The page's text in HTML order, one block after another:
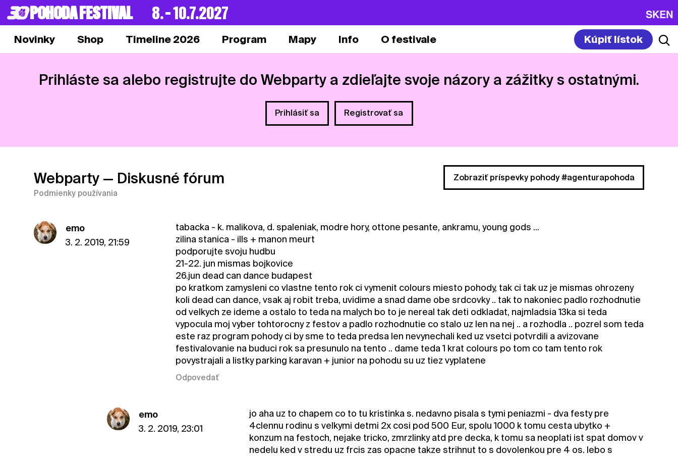
POHODA FESTIVAL 8. – 10.7.2027 SKEN
Novinky Shop Timeline 2026 Program Mapy Info O festivale Kúpiť lístok
Prihláste sa alebo registrujte do Webparty a zdieľajte svoje názory a zážitky s ostatnými.
Prihlásiť sa Registrovať sa
Webparty — Diskusné fórum
Podmienky používania
Zobraziť príspevky pohody #agenturapohoda
emo
3. 2. 2019, 21:59
tabacka - k. malikova, d. spaleniak, modre hory, ottone pesante, ankramu, young gods ...
zilina stanica - ills + manon meurt
podporujte svoju hudbu
21-22. jun mismas bojkovice
26.jun dead can dance budapest
po kratkom zamysleni co vlastne tento rok ci vymenit colours miesto pohody, tak ci tak uz je mismas ohrozeny
koli dead can dance, vsak aj robit treba, uvidime a snad dame obe srdcovky .. tak to nakoniec padlo rozhodnutie
od velkych ze ideme a ostalo to teda na malych bo to je nereal tak deti odkladat, najmladsia 13ka si teda
vypocula moj vyber tohtorocny z festov a padlo rozhodnutie co stalo uz len na nej .. a rozhodla .. pozrel som teda
este raz program pohody ci by sme to teda predsa len nevynechali ked uz vsetci potvrdili a avizovane
festivalovanie na buduci rok sa presunulo na tento .. dame teda 1 krat colours po tom co tam tento rok
povystrajali a listky parking karavan + junior na pohodu su uz tiez vyplatene
Odpovedať
emo
3. 2. 2019, 23:01
jo aha uz to chapem co to tu kristinka s. nedavno pisala s tymi peniazmi - dva festy pre
4clennu rodinu s velkymi detmi 2x cosi pod 500 Eur, spolu 1000 k tomu cesta ubytko +
konzum na festoch, nejake tricko, zmrzlinky atd pre decka, k tomu sa neoplati ist spat domov v
nedelu ked v stredu uz frcis zas opacne takze strihnut to s dovolenkou pre 4 os. lebo s